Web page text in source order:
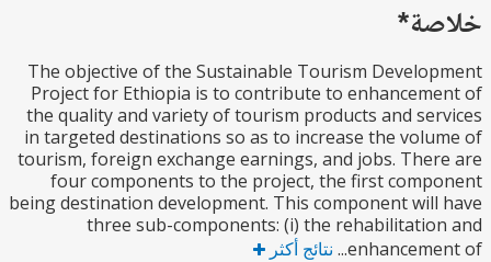
The objective of the Sustainable Tourism
Project for Ethiopia is to contribute to
the quality and variety of tourism products and
in targeted destinations so as to increase the
tourism, foreign exchange earnings, and jobs.
four components to the project, the first
being destination development. This component
three sub-components: (i) the
نتائج أكثر